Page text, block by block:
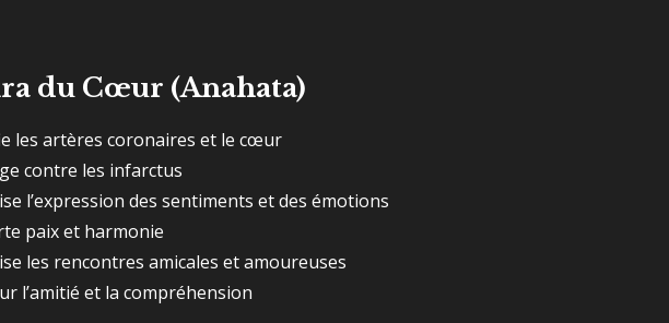
du Cœur (Anahata)
les artères coronaires et le cœur
contre les infarctus
l’expression des sentiments et des émotions
paix et harmonie
les rencontres amicales et amoureuses
l’amitié et la compréhension